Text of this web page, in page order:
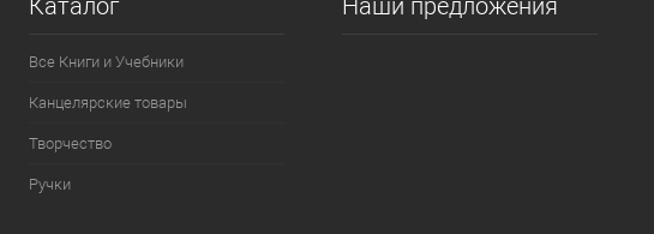
Каталог
Все Книги и Учебники
Канцелярские товары
Творчество
Ручки
Наши предложения